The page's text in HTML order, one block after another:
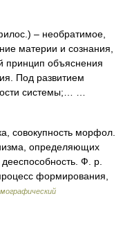
– необратимое,
материи и сознания,
принцип объяснения
Под развитием
системы;… …
совокупность морфол.
определяющих
Ф. р.
формирования,